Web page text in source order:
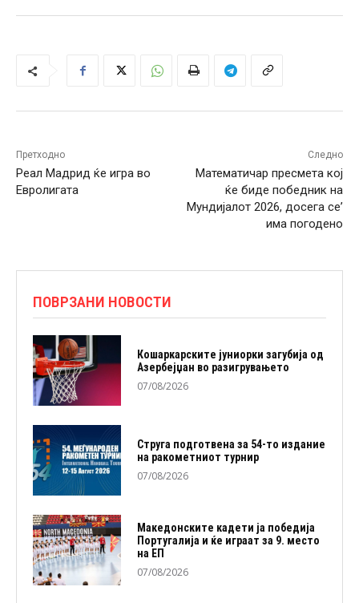
Претходно
Реал Мадрид ќе игра во
Евролигата
Следно
Математичар пресмета кој
ќе биде победник на
Мундијалот 2026, досега се’
има погодено
ПОВРЗАНИ НОВОСТИ
Кошаркарските јуниорки загубија од
Азербејџан во разигрувањето
07/08/2026
Струга подготвена за 54-то издание
на ракометниот турнир
07/08/2026
Македонските кадети ја победија
Португалија и ќе играат за 9. место
на ЕП
07/08/2026